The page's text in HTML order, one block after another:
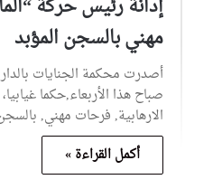
مهني بالسجن المؤبد
أصدرت محكمة الجنايات
صباح هذا الأربعاء,حكما
الارهابية, فرحات مهني,
أكمل القراءة »